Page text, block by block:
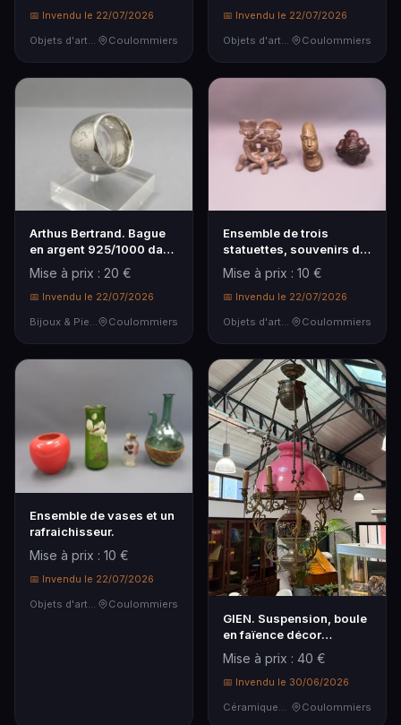
📅 Invendu le 22/07/2026
Coulommiers
📅 Invendu le 22/07/2026
Coulommiers
Arthus Bertrand. Bague
en argent 925/1000 dans
son pochon.
Mise à prix : 20 €
📅 Invendu le 22/07/2026
Bijoux & Pierres Précieuses
Coulommiers
Ensemble de trois
statuettes, souvenirs de
voyage.
Mise à prix : 10 €
📅 Invendu le 22/07/2026
Objets d'art & Curiosités
Coulommiers
Ensemble de vases et un
rafraichisseur.
Mise à prix : 10 €
📅 Invendu le 22/07/2026
Coulommiers
GIEN. Suspension, boule
en faïence décor
Renaissance fond no…
Mise à prix : 40 €
📅 Invendu le 30/06/2026
Céramiques & Porcelaine
Coulommiers